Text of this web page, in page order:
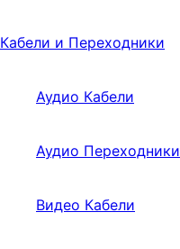
Кабели и Переходники
Аудио Кабели
Аудио Переходники
Видео Кабели